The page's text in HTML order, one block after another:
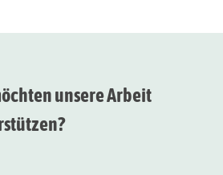
unsere Arbeit